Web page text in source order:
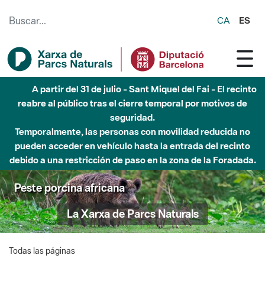
CA ES
A partir del 31 de julio - Sant Miquel del Fai - El recinto
reabre al público tras el cierre temporal por motivos de
seguridad.
Temporalmente, las personas con movilidad reducida no
pueden acceder en vehículo hasta la entrada del recinto
debido a una restricción de paso en la zona de la Foradada.
Peste porcina africana
La Xarxa de Parcs Naturals
Todas las páginas